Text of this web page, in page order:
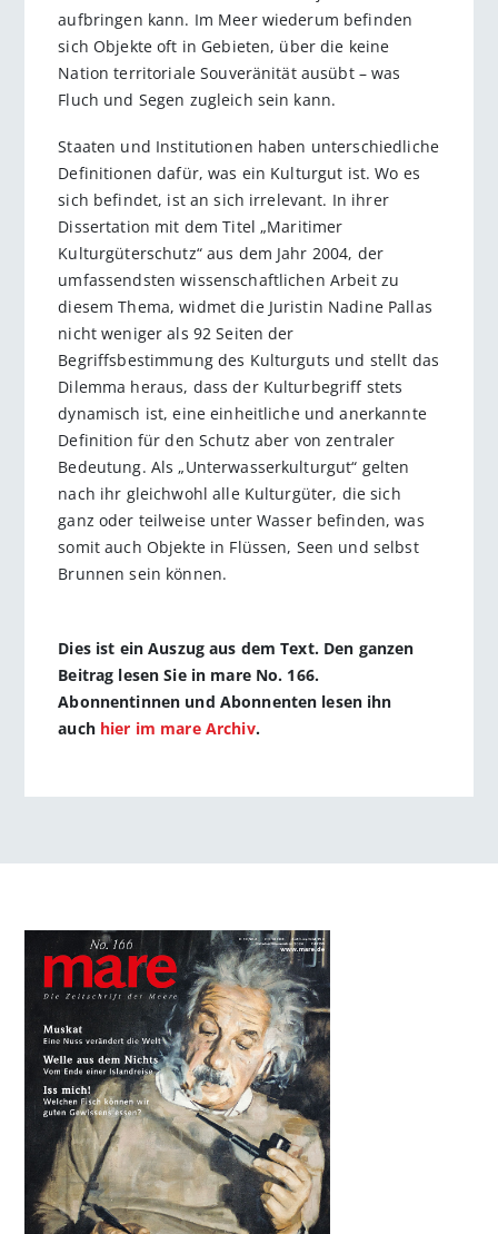
aufbringen kann. Im Meer wiederum befinden
sich Objekte oft in Gebieten, über die keine
Nation territoriale Souveränität ausübt – was
Fluch und Segen zugleich sein kann.
Staaten und Institutionen haben unterschiedliche
Defini­tionen dafür, was ein Kulturgut ist. Wo es
sich befindet, ist an sich irrelevant. In ihrer
Dissertation mit dem Titel „Maritimer
Kulturgüterschutz“ aus dem Jahr 2004, der
umfassendsten wissenschaftlichen Arbeit zu
diesem Thema, widmet die Juristin ­Nadine Pallas
nicht weniger als 92 Seiten der
Begriffsbestimmung des Kulturguts und stellt das
Dilemma heraus, dass der Kulturbegriff stets
dynamisch ist, eine einheitliche und anerkannte
Definition für den Schutz aber von zentraler
Bedeutung. Als „Unterwasserkulturgut“ gelten
nach ihr gleichwohl alle Kulturgüter, die sich
ganz oder teilweise unter Wasser befinden, was
somit auch ­Objekte in Flüssen, Seen und selbst
Brunnen sein können.
Dies ist ein Auszug aus dem Text. Den ganzen
Beitrag lesen Sie in mare No. 166.
Abonnentinnen und Abonnenten lesen ihn
auch hier im mare Archiv.